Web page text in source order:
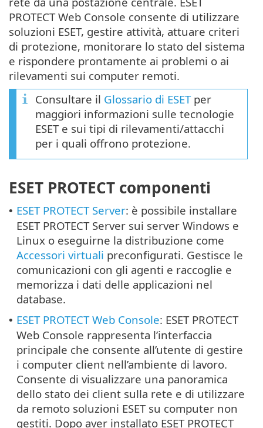
PROTECT Web Console consente di utilizzare
soluzioni ESET, gestire attività, attuare criteri
di protezione, monitorare lo stato del sistema
e rispondere prontamente ai problemi o ai
rilevamenti sui computer remoti.
Consultare il Glossario di ESETper
maggiori informazioni sulle tecnologie
ESET e sui tipi di rilevamenti/attacchi
per i quali offrono protezione.
ESET PROTECT componenti
• ESET PROTECT Server: è possibile installare
ESET PROTECT Server sui server Windows e
Linux o eseguirne la distribuzione come
Accessori virtuali preconfigurati. Gestisce le
comunicazioni con gli agenti e raccoglie e
memorizza i dati delle applicazioni nel
database.
• ESET PROTECT Web Console: ESET PROTECT
Web Console rappresenta l’interfaccia
principale che consente all’utente di gestire
i computer client nell’ambiente di lavoro.
Consente di visualizzare una panoramica
dello stato dei client sulla rete e di utilizzare
da remoto soluzioni ESET su computer non
gestiti. Dopo aver installato ESET PROTECT